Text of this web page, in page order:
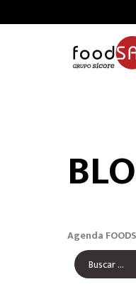
Agenda